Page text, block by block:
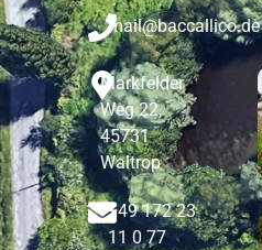
mail@baccallico.de
Markfelder
Weg 22,
45731
Waltrop
+49 172 23
11 0 77